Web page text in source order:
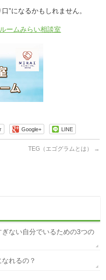
”になるかもしれません。
ームみらい相談室
Google+ LINE
TEG（エゴグラムとは） →
ない自分でいるための3つの
れるの？